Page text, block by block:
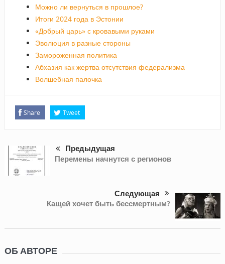
Можно ли вернуться в прошлое?
Итоги 2024 года в Эстонии
«Добрый царь» с кровавыми руками
Эволюция в разные стороны
Замороженная политика
Абхазия как жертва отсутствия федерализма
Волшебная палочка
Share Tweet
Предыдущая
Перемены начнутся с регионов
Следующая
Кащей хочет быть бессмертным?
ОБ АВТОРЕ